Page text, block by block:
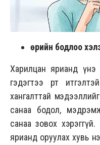
Өөрийн бодлоо
Харилцан ярианд
гэдэгтээ өөртөө
хангалттай
санаа бодол,
санаа зовох
ярианд оруулах хувь